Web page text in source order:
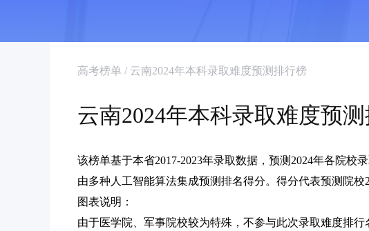
高考榜单 / 云南2024年本科录取难度预测排行榜
云南2024年本科录取难度预
该榜单基于本省2017-2023年录取数据，预测2024年各院校
由多种人工智能算法集成预测排名得分。得分代表预测院
图表说明：
由于医学院、军事院校较为特殊，不参与此次录取难度排行